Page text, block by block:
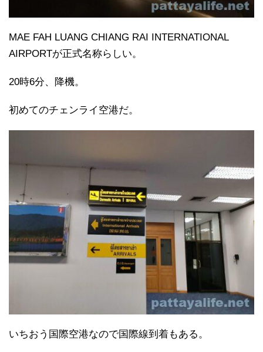
MAE FAH LUANG CHIANG RAI INTERNATIONAL
AIRPORTが正式名称らしい。
20時6分、降機。
初めてのチェンライ空港だ。
いちおう国際空港なので国際線到着もある。